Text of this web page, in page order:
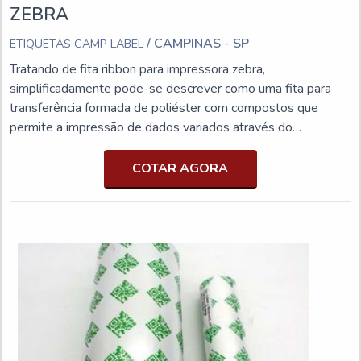
ZEBRA
ETIQUETAS CAMP LABEL / CAMPINAS - SP
Tratando de fita ribbon para impressora zebra,
simplificadamente pode-se descrever como uma fita para
transferência formada de poliéster com compostos que
permite a impressão de dados variados através do
aquecimento do cabeçote da impressora em contato com a
películas ribbon.O PRODUTO GARANTE UMA SÉRIE DE
BENEFÍCIOSProduzido em cera, resina ou misto tem como
uma das funções deslizar no suporte e em contato com o
personalizadas na etiqueta, função de grande importância
para diversas empresas de segmentos como indústria
alimentícia, agricultura, indústria metalúrgica, empresa de
fundição, indústria têxtil e entre outras. É claro que tem como
marca da usabilidade na rotina diária alta qualidade e
eficiência, padrões que compõem a marca registrada
COTAR AGORA